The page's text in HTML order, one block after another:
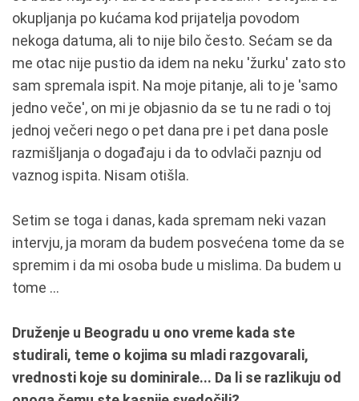
okupljanja po kućama kod prijatelja povodom
nekoga datuma, ali to nije bilo često. Sećam se da
me otac nije pustio da idem na neku 'žurku' zato sto
sam spremala ispit. Na moje pitanje, ali to je 'samo
jedno veče', on mi je objasnio da se tu ne radi o toj
jednoj večeri nego o pet dana pre i pet dana posle
razmišljanja o događaju i da to odvlači paznju od
vaznog ispita. Nisam otišla.
Setim se toga i danas, kada spremam neki vazan
intervju, ja moram da budem posvećena tome da se
spremim i da mi osoba bude u mislima. Da budem u
tome ...
Druženje u Beogradu u ono vreme kada ste
studirali, teme o kojima su mladi razgovarali,
vrednosti koje su dominirale... Da li se razlikuju od